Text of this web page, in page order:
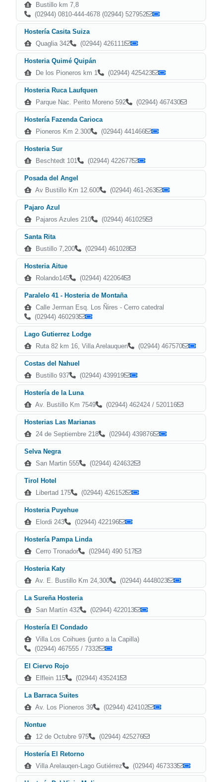
Bustillo km 7,8
(02944) 0810-444-4678 (02944) 527952
Hostería Casita Suiza
Quaglia 342
(02944) 426111
Hosteria Quimé Quipán
De los Pioneros km 1
(02944) 425423
Hosteria Ruca Laufquen
Parque Nac. Perito Moreno 592
(02944) 467430
Hostería Fazenda Carioca
Pioneros Km 2.300
(02944) 441466
Hosteria Sur
Beschtedt 101
(02944) 422677
Posada del Angel
Av Bustillo Km 12.600
(02944) 461-263
Pajaro Azul
Pajaros Azules 210
(02944) 461025
Santa Rita
Bustillo 7,200
(02944) 461028
Hosteria Aitue
Rolando145
(02944) 422064
Paralelo 41 - Hosteria de Montaña
Calle Jerman Esq. Los Ñires - Cerro catedral
(02944) 460293
Lago Gutierrez Lodge
Ruta 82 km 16, Villa Arelauquen
(02944) 467570
Costas del Nahuel
Bustillo 937
(02944) 439919
Hostería de la Luna
Av. Bustillo Km 7549
(02944) 462424 / 520116
Hosterias Las Marianas
24 de Septiembre 218
(02944) 439876
Selva Negra
San Martin 555
(02944) 424632
Tirol Hotel
Libertad 175
(02944) 426152
Hosteria Puyehue
Elordi 243
(02944) 422196
Hostería Pampa Linda
Cerro Tronador
(02944) 490 517
Hosteria Katy
Av. E. Bustillo Km 24,300
(02944) 4448023
La Sureña Hosteria
San Martín 432
(02944) 422013
Hostería El Condado
Villa Los Coihues (junto a la Capilla)
(02944) 467555 / 7332
El Ciervo Rojo
Elflein 115
(02944) 435241
La Barraca Suites
Av. Los Pioneros 39
(02944) 424102
Nontue
12 de Octubre 975
(02944) 425276
Hostería El Retorno
Villa Arelauqen-Lago Gutiérrez
(02944) 467333